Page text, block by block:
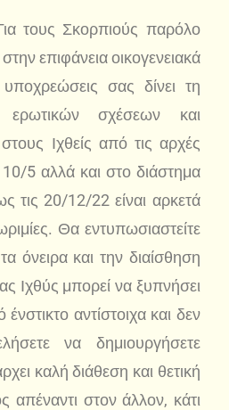
τους Σκορπιούς παρόλο
επιφάνεια οικογενειακά
σας δίνει τη
ερωτικών σχέσεων και
Ιχθείς από τις αρχές
10/5 αλλά και στο διάστημα
τις 20/12/22 είναι αρκετά
Θα εντυπωσιαστείτε
όνειρα και την διαίσθηση
Ιχθύς μπορεί να ξυπνήσει
αντίστοιχα και δεν
να δημιουργήσετε
καλή διάθεση και θετική
απέναντι στον άλλον, κάτι